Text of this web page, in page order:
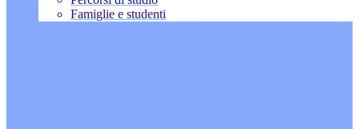
Famiglie e studenti